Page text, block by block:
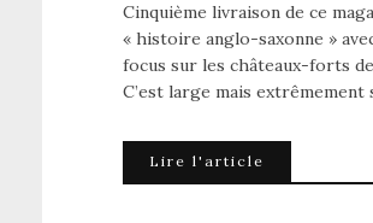
Cinquième livraison de ce
« histoire anglo-saxonne »
focus sur les châteaux-forts
C’est large mais
Lire l'article